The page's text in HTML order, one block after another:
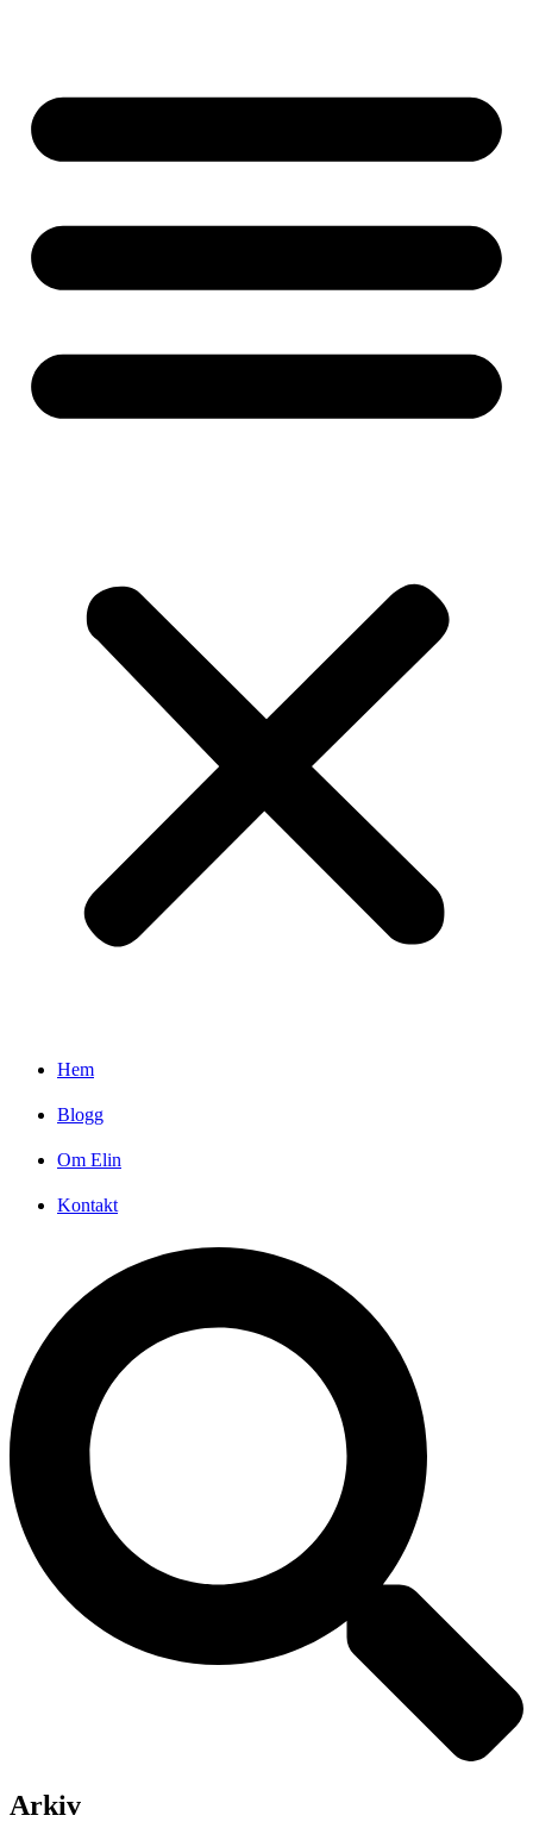
Hem
Blogg
Om Elin
Kontakt
Arkiv